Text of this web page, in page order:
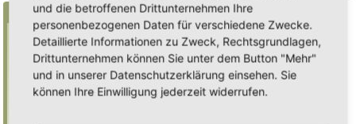
Suche
Benutze ein * als Platzhalter für teilweis
Übereinstimmungen
Mulchfindet "Mulch", Mulch*findet auch
und die betroffenen Drittunternehmen Ihre
personenbezogenen Daten für verschiedene Zwecke.
Detaillierte Informationen zu Zweck, Rechtsgrundlagen,
Drittunternehmen können Sie unter dem Button "Mehr"
und in unserer Datenschutzerklärung einsehen. Sie
können Ihre Einwilligung jederzeit widerrufen.